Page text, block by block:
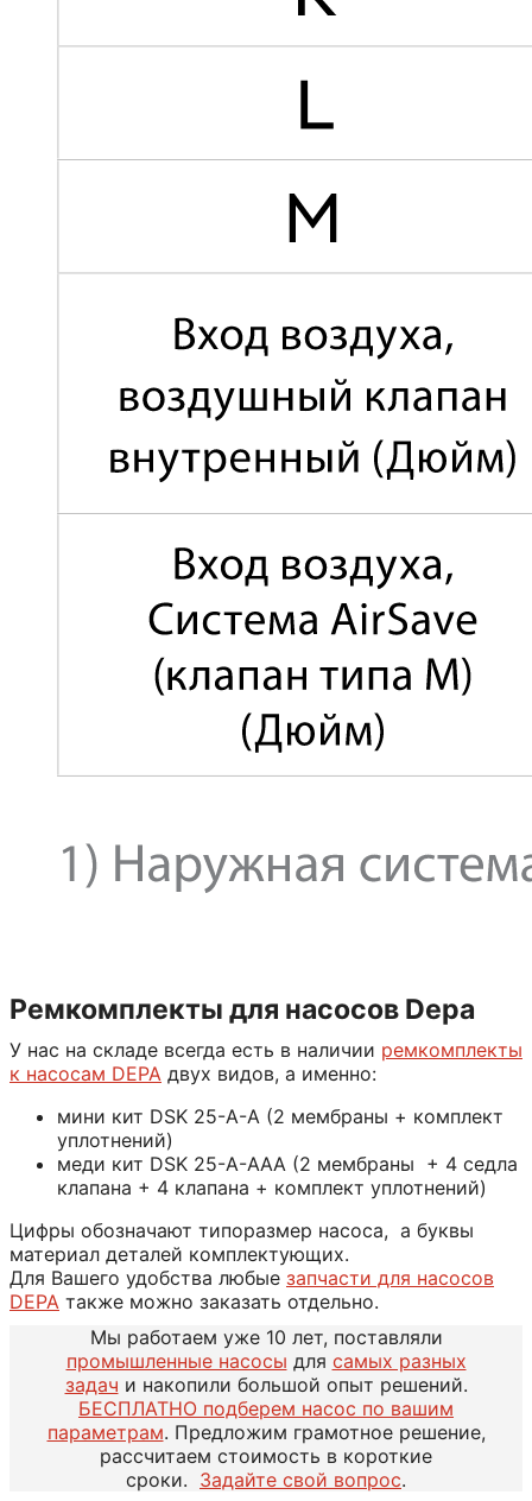
Ремкомплекты для насосов Depa
У нас на складе всегда есть в наличии ремкомплекты
к насосам DEPA двух видов, а именно:
мини кит DSK 25-A-А (2 мембраны + комплект
уплотнений)
меди кит DSK 25-A-ААА (2 мембраны + 4 седла
клапана + 4 клапана + комплект уплотнений)
Цифры обозначают типоразмер насоса, а буквы
материал деталей комплектующих.
Для Вашего удобства любые запчасти для насосов
DEPA также можно заказать отдельно.
Мы работаем уже 10 лет, поставляли
промышленные насосы для самых разных
задач и накопили большой опыт решений.
БЕСПЛАТНО подберем насос по вашим
параметрам. Предложим грамотное решение,
рассчитаем стоимость в короткие
сроки. Задайте свой вопрос.